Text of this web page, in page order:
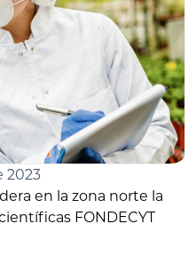
2023
en la zona norte la
FONDECYT